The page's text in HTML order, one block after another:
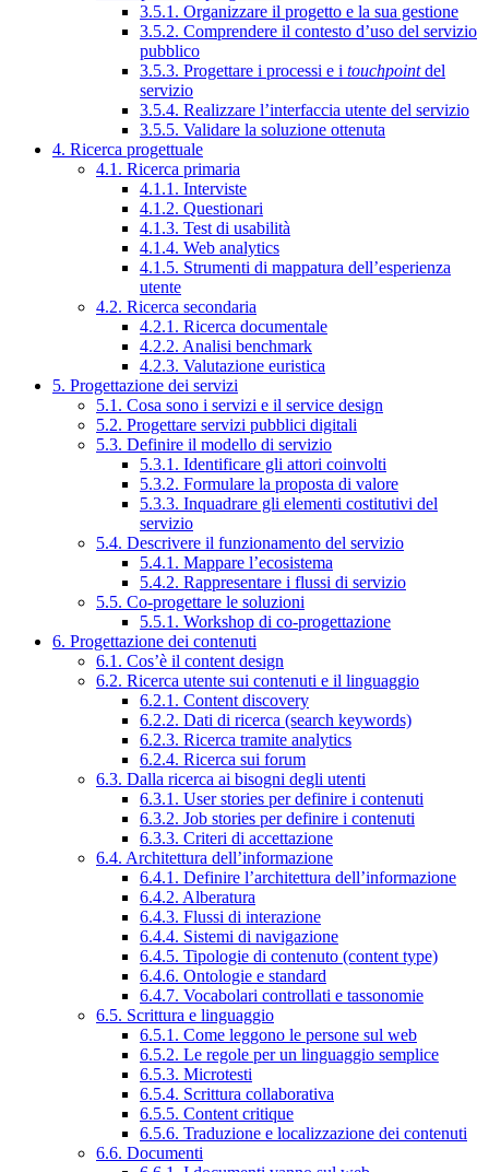
3.5.1. Organizzare il progetto e la sua gestione
3.5.2. Comprendere il contesto d’uso del servizio
pubblico
3.5.3. Progettare i processi e i touchpointdel
servizio
3.5.4. Realizzare l’interfaccia utente del servizio
3.5.5. Validare la soluzione ottenuta
4. Ricerca progettuale
4.1. Ricerca primaria
4.1.1. Interviste
4.1.2. Questionari
4.1.3. Test di usabilità
4.1.4. Web analytics
4.1.5. Strumenti di mappatura dell’esperienza
utente
4.2. Ricerca secondaria
4.2.1. Ricerca documentale
4.2.2. Analisi benchmark
4.2.3. Valutazione euristica
5. Progettazione dei servizi
5.1. Cosa sono i servizi e il service design
5.2. Progettare servizi pubblici digitali
5.3. Definire il modello di servizio
5.3.1. Identificare gli attori coinvolti
5.3.2. Formulare la proposta di valore
5.3.3. Inquadrare gli elementi costitutivi del
servizio
5.4. Descrivere il funzionamento del servizio
5.4.1. Mappare l’ecosistema
5.4.2. Rappresentare i flussi di servizio
5.5. Co-progettare le soluzioni
5.5.1. Workshop di co-progettazione
6. Progettazione dei contenuti
6.1. Cos’è il content design
6.2. Ricerca utente sui contenuti e il linguaggio
6.2.1. Content discovery
6.2.2. Dati di ricerca (search keywords)
6.2.3. Ricerca tramite analytics
6.2.4. Ricerca sui forum
6.3. Dalla ricerca ai bisogni degli utenti
6.3.1. User stories per definire i contenuti
6.3.2. Job stories per definire i contenuti
6.3.3. Criteri di accettazione
6.4. Architettura dell’informazione
6.4.1. Definire l’architettura dell’informazione
6.4.2. Alberatura
6.4.3. Flussi di interazione
6.4.4. Sistemi di navigazione
6.4.5. Tipologie di contenuto (content type)
6.4.6. Ontologie e standard
6.4.7. Vocabolari controllati e tassonomie
6.5. Scrittura e linguaggio
6.5.1. Come leggono le persone sul web
6.5.2. Le regole per un linguaggio semplice
6.5.3. Microtesti
6.5.4. Scrittura collaborativa
6.5.5. Content critique
6.5.6. Traduzione e localizzazione dei contenuti
6.6. Documenti